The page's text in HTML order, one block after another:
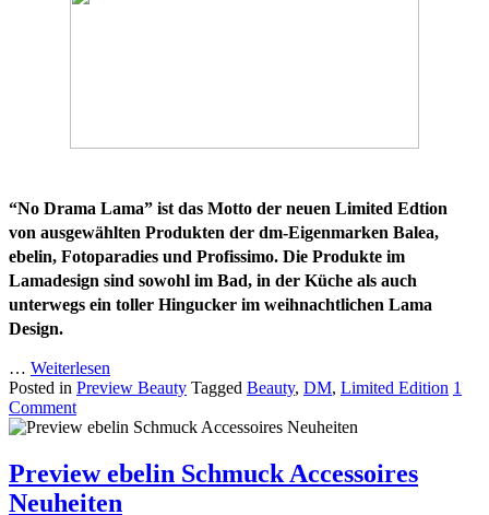
“No Drama Lama” ist das Motto der neuen Limited Edtion
von ausgewählten Produkten der dm-Eigenmarken Balea,
ebelin, Fotoparadies und Profissimo. Die Produkte im
Lamadesign sind sowohl im Bad, in der Küche als auch
unterwegs ein toller Hingucker im weihnachtlichen Lama
Design.
… Weiterlesen
Posted in Preview Beauty Tagged Beauty, DM, Limited Edition 1
Comment
Preview ebelin Schmuck Accessoires
Neuheiten